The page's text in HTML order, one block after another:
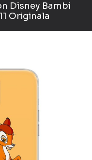
Disney Bambi
Originala